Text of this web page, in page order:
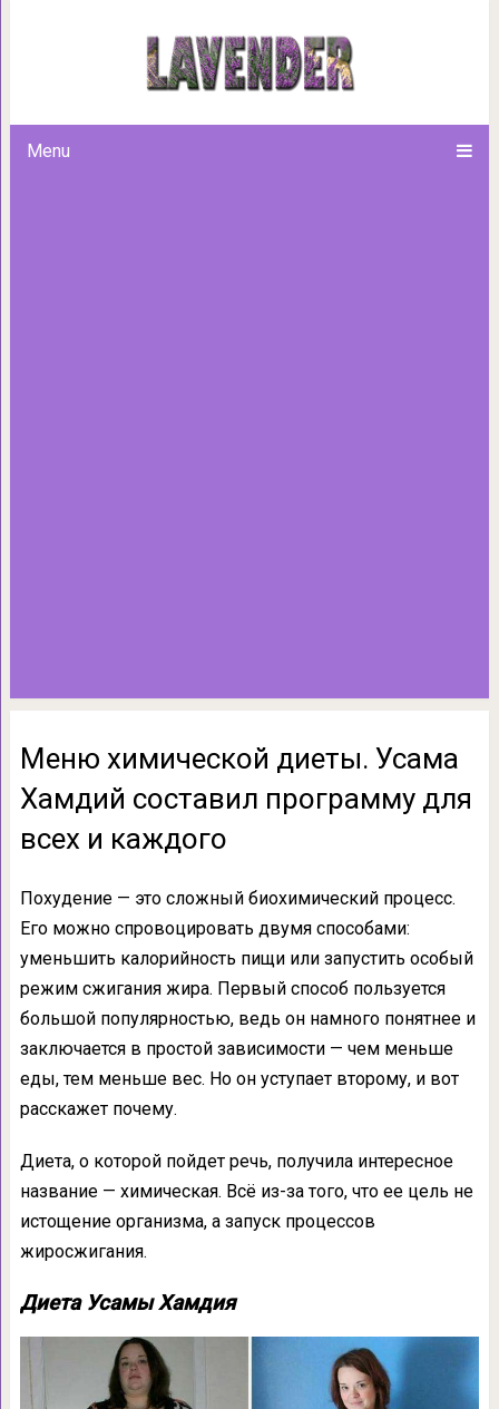
Menu
Меню химической
программу для
Меню химической диеты. Усама
Хамдий составил программу для
всех и каждого
Похудение — это сложный биохимический процесс.
Его можно спровоцировать двумя способами:
уменьшить калорийность пищи или запустить особый
режим сжигания жира. Первый способ пользуется
большой популярностью, ведь он намного понятнее и
заключается в простой зависимости — чем меньше
еды, тем меньше вес. Но он уступает второму, и вот
расскажет почему.
Диета, о которой пойдет речь, получила интересное
название — химическая. Всё из-за того, что ее цель не
истощение организма, а запуск процессов
жиросжигания.
Диета Усамы Хамдия